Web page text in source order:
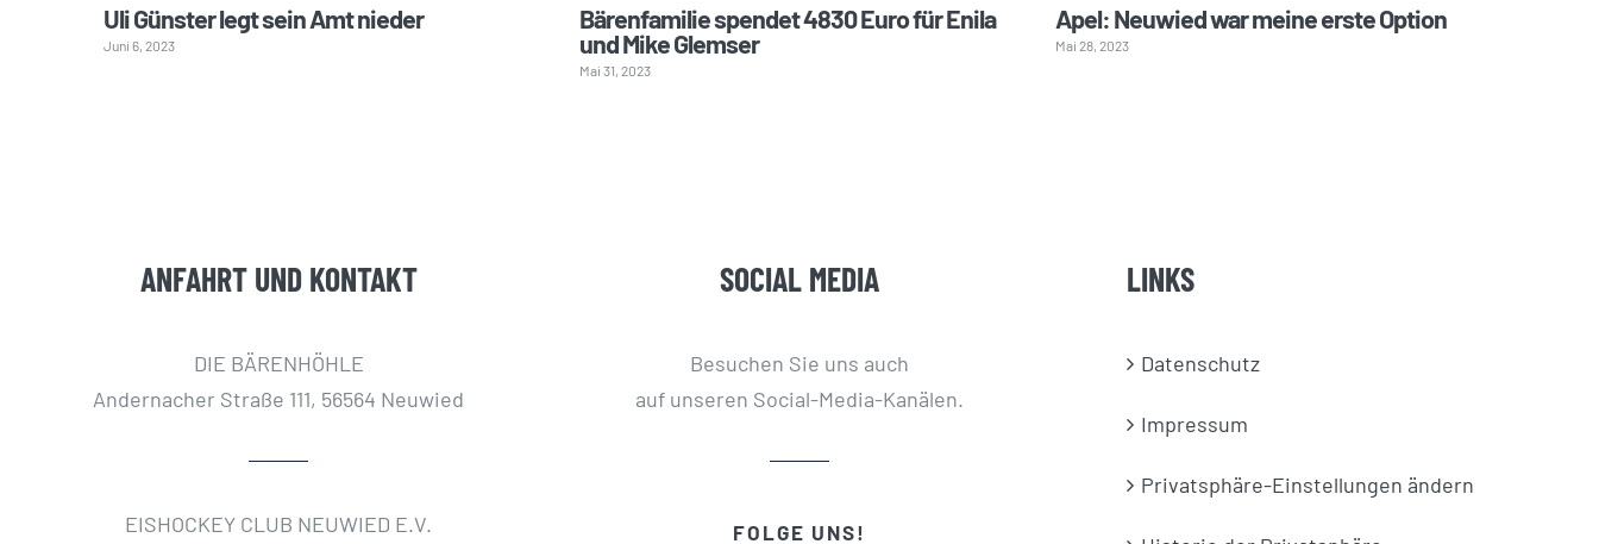
Uli Günster legt sein Amt nieder
Juni 6, 2023
Bärenfamilie spendet 4830 Euro für Enila
und Mike Glemser
Mai 31, 2023
Apel: Neuwied war meine erste Option
Mai 28, 2023
ANFAHRT UND KONTAKT
DIE BÄRENHÖHLE
Andernacher Straße 111, 56564 Neuwied
EISHOCKEY CLUB NEUWIED E.V.
SOCIAL MEDIA
Besuchen Sie uns auch
auf unseren Social-Media-Kanälen.
FOLGE UNS!
LINKS
Datenschutz
Impressum
Privatsphäre-Einstellungen ändern